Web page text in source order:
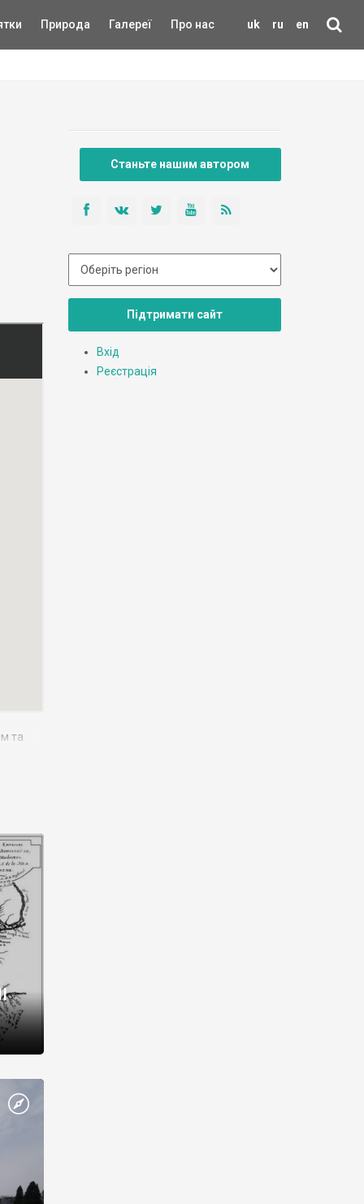
uk ru en
Природа Галереї Про нас
та
Станьте нашим автором
Підтримати сайт
Вхід
Реєстрація